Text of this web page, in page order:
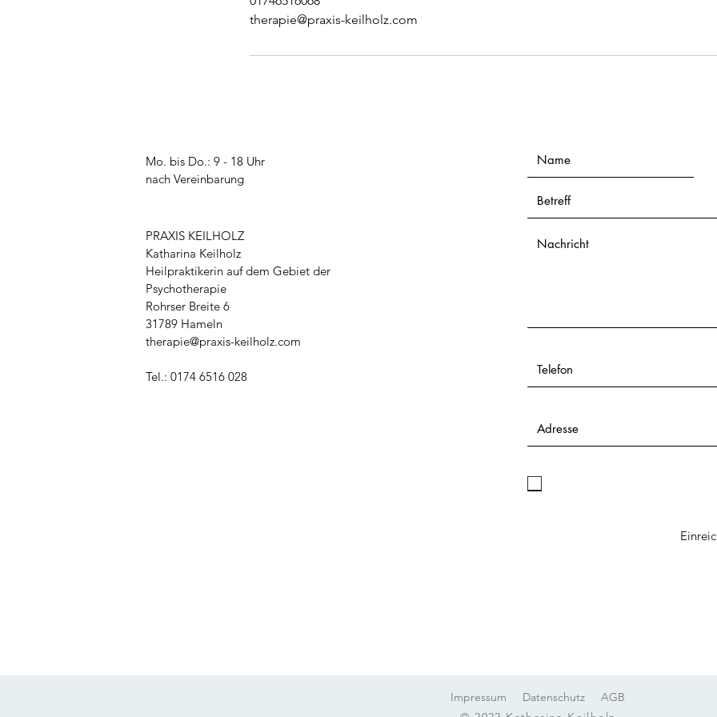
therapie@praxis-keilholz.com
Mo. bis Do.: 9 - 18 Uhr
nach Vereinbarung
PRAXIS KEILHOLZ
Katharina Keilholz
Heilpraktikerin auf dem Gebiet der
Psychotherapie
Rohrser Breite 6
31789 Hameln
therapie@praxis-keilholz.com
Tel.: 0174 6516 028
Impressum Datenschutz
AGB